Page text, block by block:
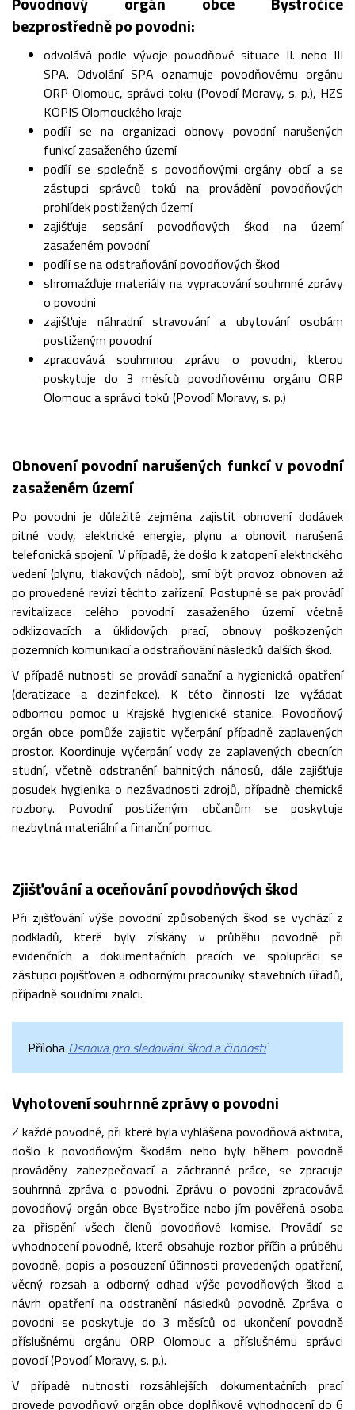
bezprostředně po povodni:
odvolává podle vývoje povodňové situace II. nebo III
SPA. Odvolání SPA oznamuje povodňovému orgánu
ORP Olomouc, správci toku (Povodí Moravy, s. p.), HZS
KOPIS Olomouckého kraje
podílí se na organizaci obnovy povodní narušených
funkcí zasaženého území
podílí se společně s povodňovými orgány obcí a se
zástupci správců toků na provádění povodňových
prohlídek postižených území
zajišťuje sepsání povodňových škod na území
zasaženém povodní
podílí se na odstraňování povodňových škod
shromažďuje materiály na vypracování souhrnné zprávy
o povodni
zajišťuje náhradní stravování a ubytování osobám
postiženým povodní
zpracovává souhrnnou zprávu o povodni, kterou
poskytuje do 3 měsíců povodňovému orgánu ORP
Olomouc a správci toků (Povodí Moravy, s. p.)
Obnovení povodní narušených funkcí v povodní
zasaženém území
Po povodni je důležité zejména zajistit obnovení dodávek
pitné vody, elektrické energie, plynu a obnovit narušená
telefonická spojení. V případě, že došlo k zatopení elektrického
vedení (plynu, tlakových nádob), smí být provoz obnoven až
po provedené revizi těchto zařízení. Postupně se pak provádí
revitalizace celého povodní zasaženého území včetně
odklizovacích a úklidových prací, obnovy poškozených
pozemních komunikací a odstraňování následků dalších škod.
V případě nutnosti se provádí sanační a hygienická opatření
(deratizace a dezinfekce). K této činnosti lze vyžádat
odbornou pomoc u Krajské hygienické stanice. Povodňový
orgán obce pomůže zajistit vyčerpání případně zaplavených
prostor. Koordinuje vyčerpání vody ze zaplavených obecních
studní, včetně odstranění bahnitých nánosů, dále zajišťuje
posudek hygienika o nezávadnosti zdrojů, případně chemické
rozbory. Povodní postiženým občanům se poskytuje
nezbytná materiální a finanční pomoc.
Zjišťování a oceňování povodňových škod
Při zjišťování výše povodní způsobených škod se vychází z
podkladů, které byly získány v průběhu povodně při
evidenčních a dokumentačních pracích ve spolupráci se
zástupci pojišťoven a odbornými pracovníky stavebních úřadů,
případně soudními znalci.
Příloha Osnova pro sledování škod a činností
Vyhotovení souhrnné zprávy o povodni
Z každé povodně, při které byla vyhlášena povodňová aktivita,
došlo k povodňovým škodám nebo byly během povodně
prováděny zabezpečovací a záchranné práce, se zpracuje
souhrnná zpráva o povodni. Zprávu o povodni zpracovává
povodňový orgán obce Bystročice nebo jím pověřená osoba
za přispění všech členů povodňové komise. Provádí se
vyhodnocení povodně, které obsahuje rozbor příčin a průběhu
povodně, popis a posouzení účinnosti provedených opatření,
věcný rozsah a odborný odhad výše povodňových škod a
návrh opatření na odstranění následků povodně. Zpráva o
povodni se poskytuje do 3 měsíců od ukončení povodně
příslušnému orgánu ORP Olomouc a příslušnému správci
povodí (Povodí Moravy, s. p.).
V případě nutnosti rozsáhlejších dokumentačních prací
provede povodňový orgán obce doplňkové vyhodnocení do 6